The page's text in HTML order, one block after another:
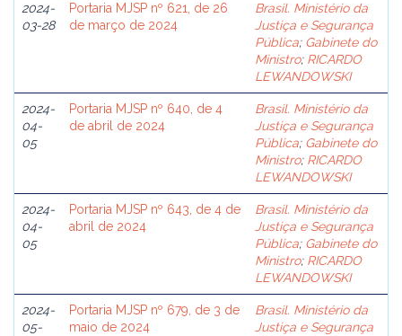
2024-
03-28
Portaria MJSP nº 621, de 26
de março de 2024
Brasil. Ministério da
Justiça e Segurança
Pública; Gabinete do
Ministro; RICARDO
LEWANDOWSKI
2024-
04-
05
Portaria MJSP nº 640, de 4
de abril de 2024
Brasil. Ministério da
Justiça e Segurança
Pública; Gabinete do
Ministro; RICARDO
LEWANDOWSKI
2024-
04-
05
Portaria MJSP nº 643, de 4 de
abril de 2024
Brasil. Ministério da
Justiça e Segurança
Pública; Gabinete do
Ministro; RICARDO
LEWANDOWSKI
2024-
05-
Portaria MJSP nº 679, de 3 de
maio de 2024
Brasil. Ministério da
Justiça e Segurança